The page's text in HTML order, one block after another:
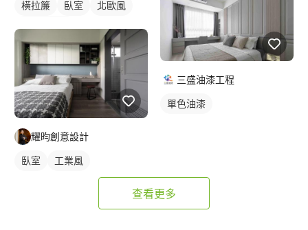
橫拉簾 臥室
北歐風
耀昀創意設計
臥室 工業風
三盛油漆工程
單色油漆
查看更多